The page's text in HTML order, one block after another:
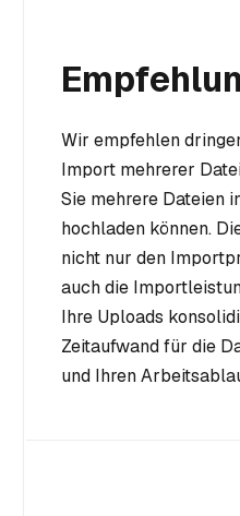
Wir empfehlen
Import mehrerer
Sie mehrere Dateien
hochladen können.
nicht nur den
auch die
Ihre Uploads
Zeitaufwand für die
und Ihren